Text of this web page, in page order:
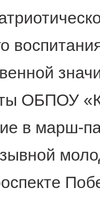
ОБПОУ
в марш-